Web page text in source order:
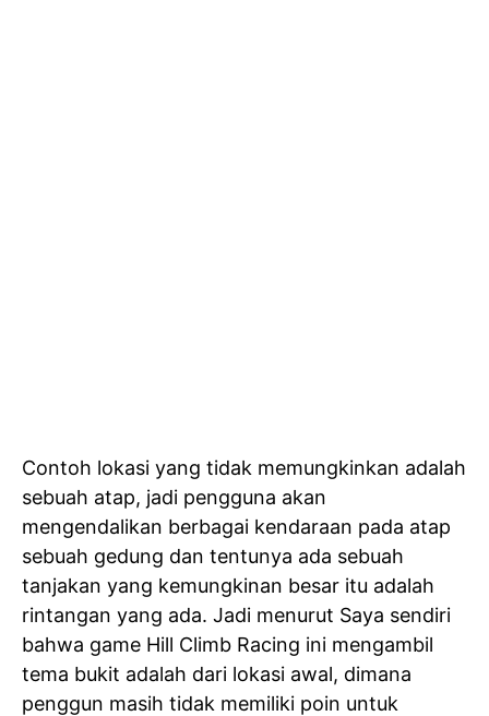
Contoh lokasi yang tidak memungkinkan adalah
sebuah atap, jadi pengguna akan
mengendalikan berbagai kendaraan pada atap
sebuah gedung dan tentunya ada sebuah
tanjakan yang kemungkinan besar itu adalah
rintangan yang ada. Jadi menurut Saya sendiri
bahwa game Hill Climb Racing ini mengambil
tema bukit adalah dari lokasi awal, dimana
penggun masih tidak memiliki poin untuk